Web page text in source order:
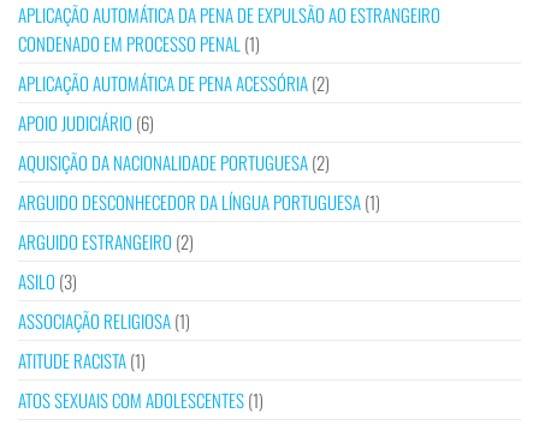
APLICAÇÃO AUTOMÁTICA DA PENA DE EXPULSÃO AO ESTRANGEIRO
CONDENADO EM PROCESSO PENAL (1)
APLICAÇÃO AUTOMÁTICA DE PENA ACESSÓRIA(2)
APOIO JUDICIÁRIO (6)
AQUISIÇÃO DA NACIONALIDADE PORTUGUESA(2)
ARGUIDO DESCONHECEDOR DA LÍNGUA PORTUGUESA(1)
ARGUIDO ESTRANGEIRO (2)
ASILO (3)
ASSOCIAÇÃO RELIGIOSA(1)
ATITUDE RACISTA(1)
ATOS SEXUAIS COM ADOLESCENTES(1)